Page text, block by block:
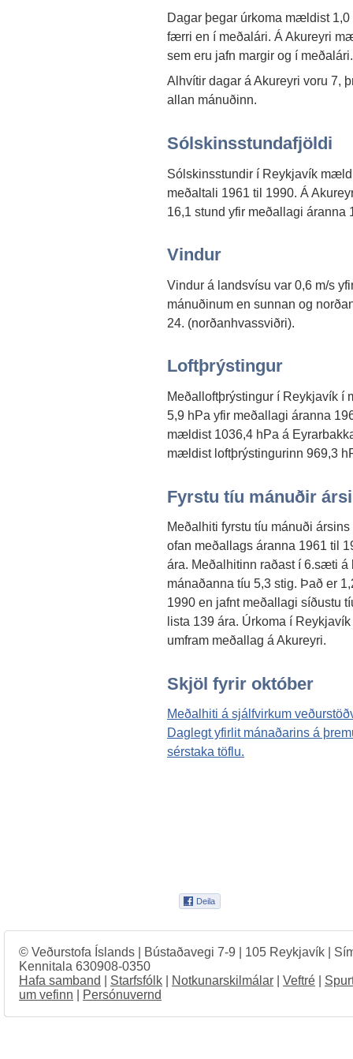
Dagar þegar úrkoma mældist
færri en í meðalári. Á Akureyri
sem eru jafn margir og í meðalári.
Alhvítir dagar á Akureyri voru 7,
allan mánuðinn.
Sólskinsstundafjöldi
Sólskinsstundir í Reykjavík
meðaltali 1961 til 1990. Á
16,1 stund yfir meðallagi áranna
Vindur
Vindur á landsvísu var 0,6 m/s
mánuðinum en sunnan og
24. (norðanhvassviðri).
Loftþrýstingur
Meðalloftþrýstingur í Reykjavík í
5,9 hPa yfir meðallagi áranna
mældist 1036,4 hPa á
mældist loftþrýstingurinn 969,3
Fyrstu tíu mánuðir
Meðalhiti fyrstu tíu mánuði
ofan meðallags áranna 1961 til
ára. Meðalhitinn raðast í 6.sæti á
mánaðanna tíu 5,3 stig. Það er
1990 en jafnt meðallagi síðustu
lista 139 ára. Úrkoma í
umfram meðallag á Akureyri.
Skjöl fyrir október
Meðalhiti á sjálfvirkum
Daglegt yfirlit mánaðarins á
sérstaka töflu.
© Veðurstofa Íslands | Bústaðavegi 7-9 | 105 Reykjavík |
Kennitala 630908-0350
Hafa samband
Starfsfólk Notkunarskilmálar Veftré
um vefinn
Persónuvernd